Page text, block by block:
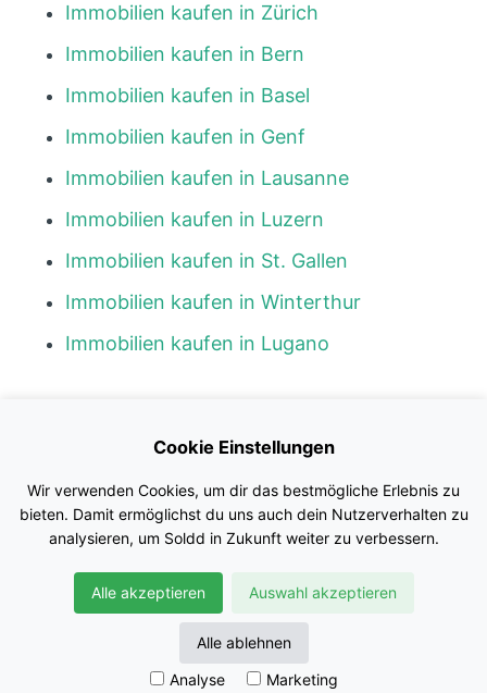
Immobilien kaufen in Zürich
Immobilien kaufen in Bern
Immobilien kaufen in Basel
Immobilien kaufen in Genf
Immobilien kaufen in Lausanne
Immobilien kaufen in Luzern
Immobilien kaufen in St. Gallen
Immobilien kaufen in Winterthur
Immobilien kaufen in Lugano
Impressum
Nutzungsbedingungen
Datenschutz
© Soldd GmbH
Cookie Einstellungen
Wir verwenden Cookies, um dir das bestmögliche Erlebnis zu
bieten. Damit ermöglichst du uns auch dein Nutzerverhalten zu
analysieren, um Soldd in Zukunft weiter zu verbessern.
Alle akzeptieren Auswahl akzeptieren
Alle ablehnen
Analyse
Marketing